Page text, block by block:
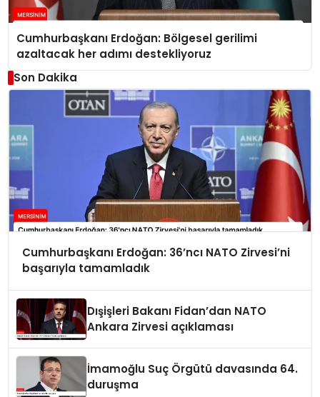
Cumhurbaşkanı Erdoğan: Bölgesel gerilimi
azaltacak her adımı destekliyoruz
Son Dakika
Cumhurbaşkanı Erdoğan: 36’ncı NATO Zirvesi’ni
başarıyla tamamladık
Dışişleri Bakanı Fidan’dan NATO
Ankara Zirvesi açıklaması
İmamoğlu Suç Örgütü davasında 64.
duruşma